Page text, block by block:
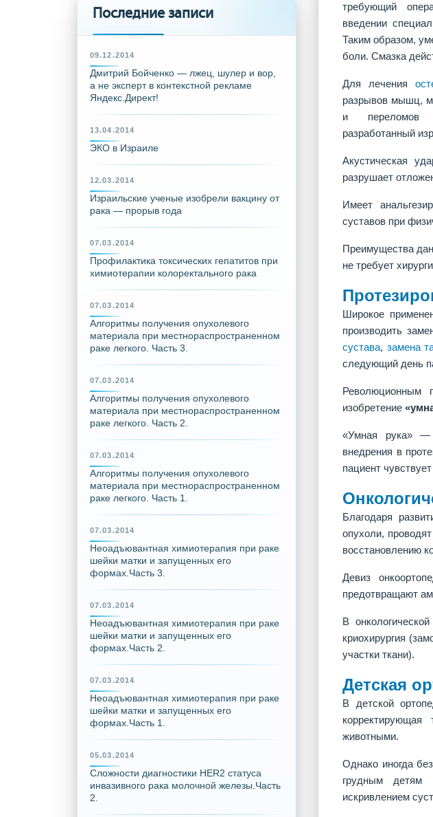
Последние записи
09.12.2014
Дмитрий Бойченко — лжец, шулер и вор,
а не эксперт в контекстной рекламе
Яндекс.Директ!
13.04.2014
ЭКО в Израиле
12.03.2014
Израильские ученые изобрели вакцину от
рака — прорыв года
07.03.2014
Профилактика токсических гепатитов при
химиотерапии колоректального рака
07.03.2014
Алгоритмы получения опухолевого
материала при местнораспространенном
раке легкого. Часть 3.
07.03.2014
Алгоритмы получения опухолевого
материала при местнораспространенном
раке легкого. Часть 2.
07.03.2014
Алгоритмы получения опухолевого
материала при местнораспространенном
раке легкого. Часть 1.
07.03.2014
Неоадъювантная химиотерапия при раке
шейки матки и запущенных его
формах.Часть 3.
07.03.2014
Неоадъювантная химиотерапия при раке
шейки матки и запущенных его
формах.Часть 2.
07.03.2014
Неоадъювантная химиотерапия при раке
шейки матки и запущенных его
формах.Часть 1.
05.03.2014
Сложности диагностики HER2 статуса
инвазивного рака молочной железы.Часть
2.
требующий
введении
Таким образом,
боли. Смазка
Для лечения
разрывов мышц,
и переломов
разработанный
Акустическая
разрушает
Имеет
суставов при
Преимущества
не требует
Широкое
производить
сустава, замена
следующий день
Революционным
изобретение
«Умная рука» —
внедрения в
пациент
Благодаря
опухоли,
восстановлению
Девиз
предотвращают
В
криохирургия
участки ткани).
Детская
В детской
животными.
Однако иногда
грудным детям
искривлением